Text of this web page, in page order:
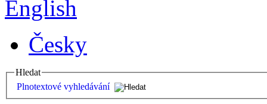
English
Česky
Hledat
Plnotextové vyhledávání